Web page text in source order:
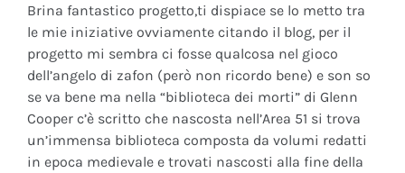
Brina fantastico progetto,ti dispiace se lo metto tra
le mie iniziative ovviamente citando il blog, per il
progetto mi sembra ci fosse qualcosa nel gioco
dell’angelo di zafon (però non ricordo bene) e son so
se va bene ma nella “biblioteca dei morti” di Glenn
Cooper c’è scritto che nascosta nell’Area 51 si trova
un’immensa biblioteca composta da volumi redatti
in epoca medievale e trovati nascosti alla fine della